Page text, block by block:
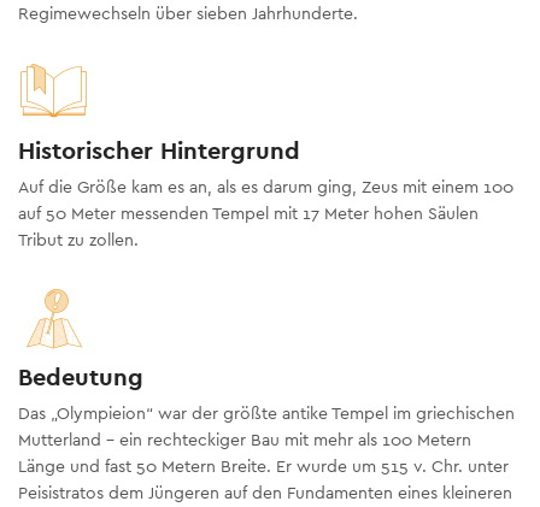
Regimewechseln über sieben Jahrhunderte.
Historischer Hintergrund
Auf die Größe kam es an, als es darum ging, Zeus mit einem 100
auf 50 Meter messenden Tempel mit 17 Meter hohen Säulen
Tribut zu zollen.
Bedeutung
Das „Olympieion“ war der größte antike Tempel im griechischen
Mutterland – ein rechteckiger Bau mit mehr als 100 Metern
Länge und fast 50 Metern Breite. Er wurde um 515 v. Chr. unter
Peisistratos dem Jüngeren auf den Fundamenten eines kleineren